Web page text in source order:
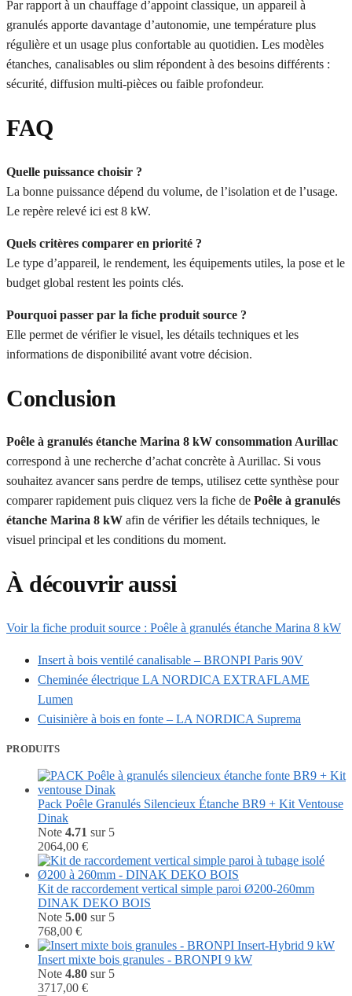
Par rapport à un chauffage d’appoint classique, un appareil à
granulés apporte davantage d’autonomie, une température plus
régulière et un usage plus confortable au quotidien. Les modèles
étanches, canalisables ou slim répondent à des besoins différents :
sécurité, diffusion multi-pièces ou faible profondeur.
FAQ
Quelle puissance choisir ?
La bonne puissance dépend du volume, de l’isolation et de l’usage.
Le repère relevé ici est 8 kW.
Quels critères comparer en priorité ?
Le type d’appareil, le rendement, les équipements utiles, la pose et le
budget global restent les points clés.
Pourquoi passer par la fiche produit source ?
Elle permet de vérifier le visuel, les détails techniques et les
informations de disponibilité avant votre décision.
Conclusion
Poêle à granulés étanche Marina 8 kW consommation Aurillac
correspond à une recherche d’achat concrète à Aurillac. Si vous
souhaitez avancer sans perdre de temps, utilisez cette synthèse pour
comparer rapidement puis cliquez vers la fiche de Poêle à granulés
étanche Marina 8 kW afin de vérifier les détails techniques, le
visuel principal et les conditions du moment.
À découvrir aussi
Voir la fiche produit source : Poêle à granulés étanche Marina 8 kW
Insert à bois ventilé canalisable – BRONPI Paris 90V
Cheminée électrique LA NORDICA EXTRAFLAME
Lumen
Cuisinière à bois en fonte – LA NORDICA Suprema
PRODUITS
Pack Poêle Granulés Silencieux Étanche BR9 + Kit Ventouse
Dinak
Note 4.71 sur 5
2064,00 €
Kit de raccordement vertical simple paroi Ø200-260mm
DINAK DEKO BOIS
Note 5.00 sur 5
768,00 €
Insert mixte bois granules - BRONPI 9 kW
Note 4.80 sur 5
3717,00 €